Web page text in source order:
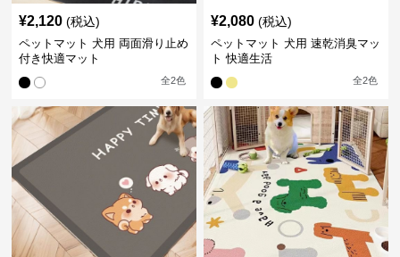
¥2,120 (税込)
ペットマット 犬用 両面滑り止め
付き快適マット
全2色
¥2,080 (税込)
ペットマット 犬用 速乾消臭マッ
ト 快適生活
全2色